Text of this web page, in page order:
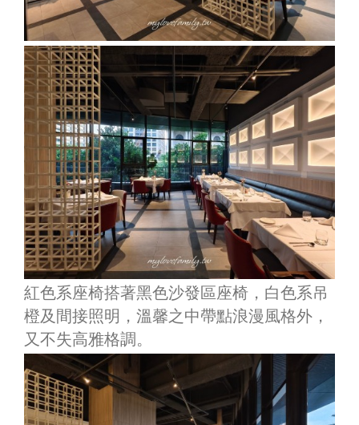
紅色系座椅搭著黑色沙發區座椅，白色系吊
橙及間接照明，溫馨之中帶點浪漫風格外，
又不失高雅格調。